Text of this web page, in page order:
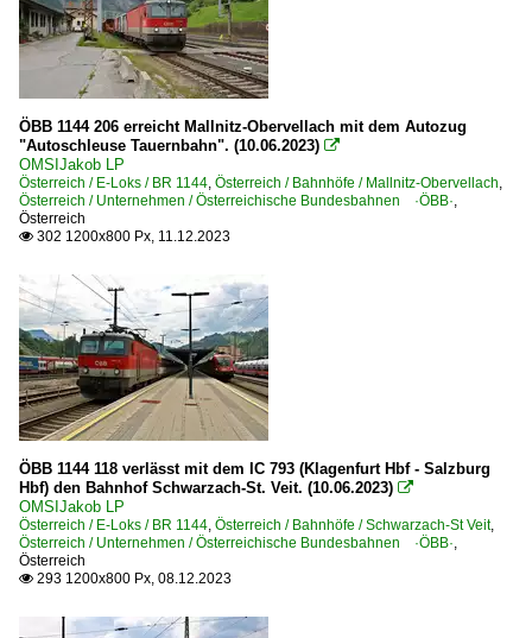
ÖBB 1144 206 erreicht Mallnitz-Obervellach mit dem Autozug
"Autoschleuse Tauernbahn". (10.06.2023) 
OMSIJakob LP
Österreich / E-Loks / BR 1144, Österreich / Bahnhöfe / Mallnitz-Obervellach,
Österreich / Unternehmen / Österreichische Bundesbahnen ·ÖBB·,
Österreich
 302 1200x800 Px, 11.12.2023
ÖBB 1144 118 verlässt mit dem IC 793 (Klagenfurt Hbf - Salzburg
Hbf) den Bahnhof Schwarzach-St. Veit. (10.06.2023) 
OMSIJakob LP
Österreich / E-Loks / BR 1144, Österreich / Bahnhöfe / Schwarzach-St Veit,
Österreich / Unternehmen / Österreichische Bundesbahnen ·ÖBB·,
Österreich
 293 1200x800 Px, 08.12.2023